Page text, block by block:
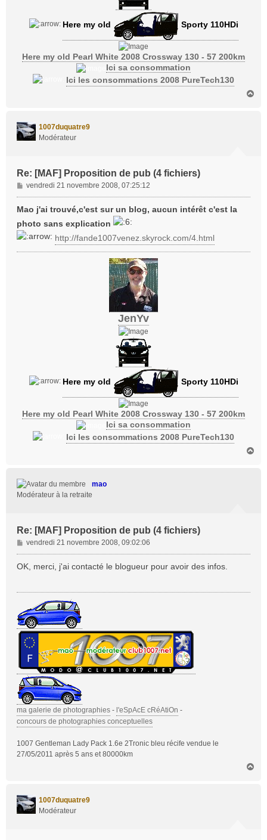
Here my old Sporty 110HDi
Here my old Pearl White 2008 Crossway 130 - 57 200km
Ici sa consommation
Ici les consommations 2008 PureTech130
1007duquatre9
Modérateur
Re: [MAF] Proposition de pub (4 fichiers)
M
e
s
a
g
vendredi 21 novembre 2008, 07:25:12
Mao j'ai trouvé,c'est sur un blog, aucun intérêt c'est la
photo sans explication
http://fande1007venez.skyrock.com/4.html
JenYv
Here my old Sporty 110HDi
Here my old Pearl White 2008 Crossway 130 - 57 200km
Ici sa consommation
Ici les consommations 2008 PureTech130
mao
Modérateur à la retraite
Re: [MAF] Proposition de pub (4 fichiers)
M
e
s
g
vendredi 21 novembre 2008, 09:02:06
OK, merci, j'ai contacté le blogueur pour avoir des infos.
ma galerie de photographies - l'eSpAcE cRéAtiOn -
concours de photographies conceptuelles
1007 Gentleman Lady Pack 1.6e 2Tronic bleu récife vendue le
27/05/2011 après 5 ans et 80000km
1007duquatre9
Modérateur